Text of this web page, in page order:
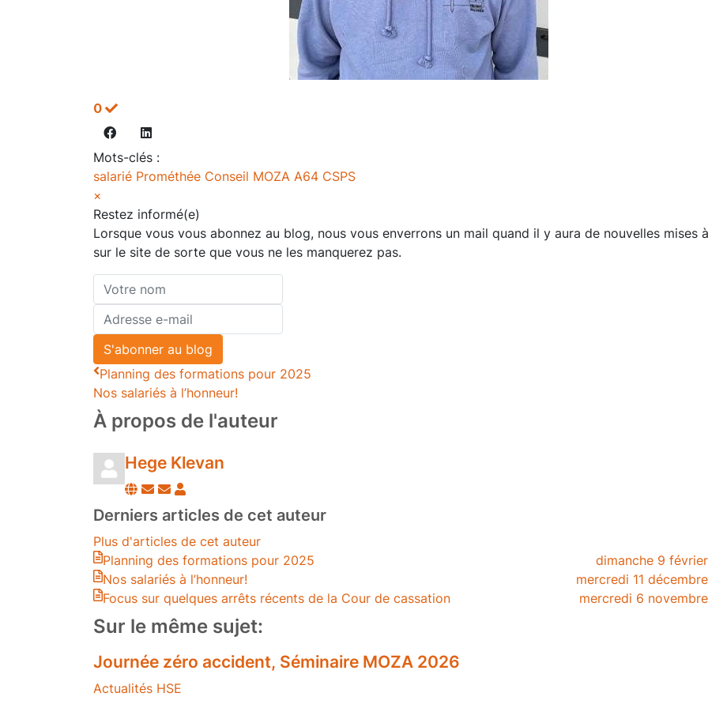
0
Mots-clés :
salarié Prométhée Conseil MOZA A64 CSPS
×
Restez informé(e)
Lorsque vous vous abonnez au blog, nous vous enverrons un mail quand il y aura de nouvelles mises
sur le site de sorte que vous ne les manquerez pas.
Votre
nom
Adresse
e-
mail
S'abonner au blog
Planning des formations pour 2025
Nos salariés à l’honneur!
À propos de l'auteur
Hege Klevan
Suivre
blogueur
Se
désabonner
des
publications
de
l'auteur
Hege
Klevan
Derniers articles de cet auteur
Plus d'articles de cet auteur
dimanche 9
Planning des formations pour 2025
mercredi 11
Nos salariés à l’honneur!
mercredi 6
Focus sur quelques arrêts récents de la Cour de cassation
Sur le même sujet:
Journée zéro accident, Séminaire MOZA 2026
Actualités HSE